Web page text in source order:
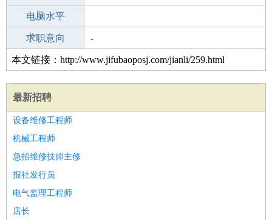
微信号码
电脑水平
外语水平
求职意向 -
本文链接：http://www.jifubaoposj.com/jianli/259.html
最新招聘
设备维修工程师
机械工程师
急招维修技师主修
报社发行员
电气监理工程师
店长